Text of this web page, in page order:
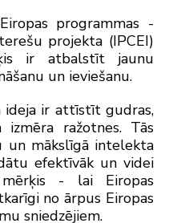
programmas -
projekta (IPCEI)
ir atbalstīt jaunu
un ieviešanu.
ir attīstīt gudras,
ražotnes. Tās
un mākslīgā intelekta
efektīvāk un videi
- lai Eiropas
no ārpus Eiropas
sniedzējiem.